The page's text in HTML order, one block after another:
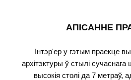
АПІСАННЕ
Інтэр'ер у гэтым праекце
архітэктуры ў стылі
высокія столі да 7 метраў,